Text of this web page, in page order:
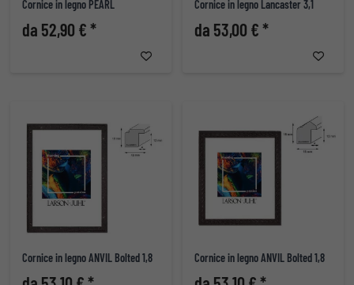
Cornice in legno PEARL
da 52,90 € *
Cornice in legno Lancaster 3,1
da 53,00 € *
Cornice in legno ANVIL Bolted 1,8 Cornice in legno ANVIL Bolted 1,8